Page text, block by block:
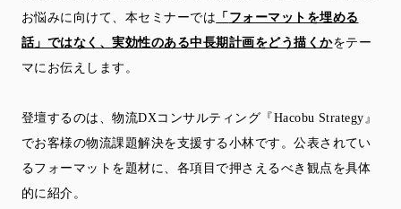
お悩みに向けて、本セミナーでは 「 フォーマットを埋める
話」ではなく、実効性のある中長期計画をどう描くかをテー
マにお伝えします。
登壇するのは、物流DXコンサルティング『Hacobu Strategy』
でお客様の物流課題解決を支援する小林です。公表されてい
るフォーマットを題材に、 各項目で押さえるべき観点を具体
的に紹介。